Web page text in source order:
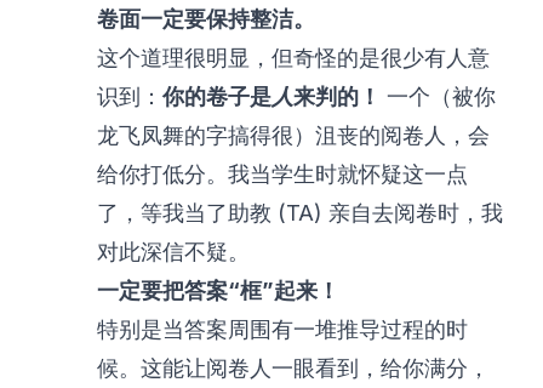
卷面一定要保持整洁。
这个道理很明显，但奇怪的是很少有人意
识到： 你的卷子是人来判的！ 一个（被你
龙飞凤舞的字搞得很）沮丧的阅卷人，会
给你打低分。我当学生时就怀疑这一点
了，等我当了助教 (TA) 亲自去阅卷时，我
对此深信不疑。
一定要把答案“框”起来！
特别是当答案周围有一堆推导过程的时
候。这能让阅卷人一眼看到，给你满分，